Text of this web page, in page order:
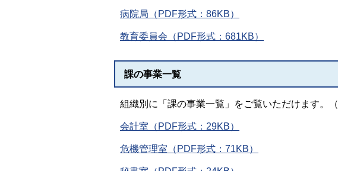
病院局（PDF形式：86KB）
教育委員会（PDF形式：681KB）
課の事業一覧
組織別に「課の事業一覧」をご覧いただけます。（
会計室（PDF形式：29KB）
危機管理室（PDF形式：71KB）